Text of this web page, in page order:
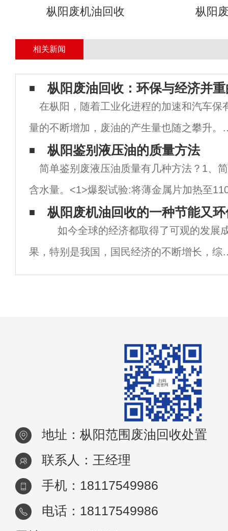
枞阳废机油回收 枞阳
相关新闻
枞阳废油回收：环保与经济并
在枞阳，随着工业化进程的加速和汽车保
量的不断增加，废油的产生量也随之攀升。
油，包括机油、润滑油、液压油等各类废弃
脂，若处理不当，不仅会对环境造成严重污
染，还会浪费宝贵的资源。因此，枞阳废油
收成
枞阳鉴别液压油的质量方法
简单鉴别废液压油质量有几种方法？1、
含水量。<1>爆裂试验:将薄金属片加热至
滴液压油。如果油爆裂证明液压油含有水分
检测到油中0.2%以上的含水
枞阳废机油回收的一种节能又
如今全球的经济都取得了可观的发展
果，特别是我国，国民经济的不断增长，综
国力的不断增强，这一切的变化都让我们感
地址：枞阳范围废油回收处置
联系人：王经理
手机：18117549986
电话：18117549986